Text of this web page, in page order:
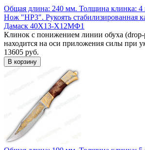
Общая длина: 240 мм. Толщина клинка: 4
Нож "НР3". Рукоять стабилизированная
Дамаск 40Х13-Х12МФ1
Клинок с понижением линии обуха
находится на оси приложения силы при
13605 руб.